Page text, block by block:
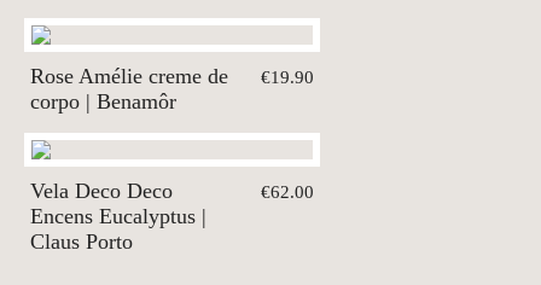
Rose Amélie creme de
corpo | Benamôr
€19.90
Vela Deco Deco
Encens Eucalyptus |
Claus Porto
€62.00